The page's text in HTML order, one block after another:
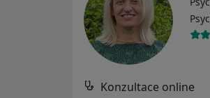
Konzultace online